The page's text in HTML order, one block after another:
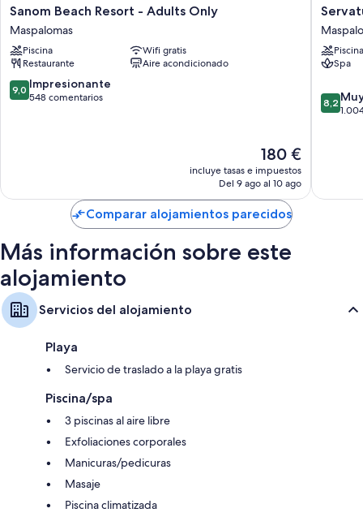
Sanom
Beach
Resort
-
Adults
Only
Maspalomas
Sanom Beach Resort - Adults Only
Maspalomas
Piscina
Wifi gratis
Restaurante
Aire acondicionado
9.0
sobre
9,0 Impresionante
548 comentarios
El
precio
actual
de
180 €
180 €
incluye tasas e impuestos
Del 9 ago al 10 ago
Servatur
Waikiki
Piscina
Spa
8.2
sobre
8,2
Comparar alojamientos parecidos
Más información sobre este
alojamiento
Servicios del alojamiento
Playa
Servicio de traslado a la playa gratis
Piscina/spa
3 piscinas al aire libre
Exfoliaciones corporales
Manicuras/pedicuras
Masaje
Piscina climatizada